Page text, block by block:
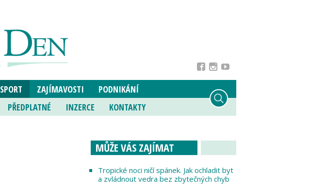
SPORT ZAJÍMAVOSTI
PODNIKÁNÍ
PŘEDPLATNÉ INZERCE KONTAKTY
MŮŽE VÁS ZAJÍMAT
Tropické noci ničí spánek. Jak ochladit byt
a zvládnout vedra bez zbytečných chyb